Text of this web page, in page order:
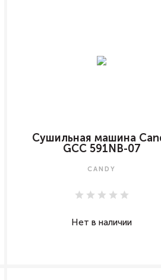
Сушильная машина
GCC 591NB-07
CANDY
Нет в наличии